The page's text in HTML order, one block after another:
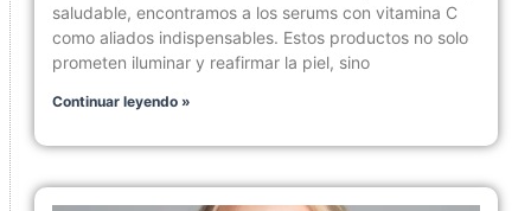
saludable, encontramos a los serums con vitamina C
como aliados indispensables. Estos productos no solo
prometen iluminar y reafirmar la piel, sino
Continuar leyendo »